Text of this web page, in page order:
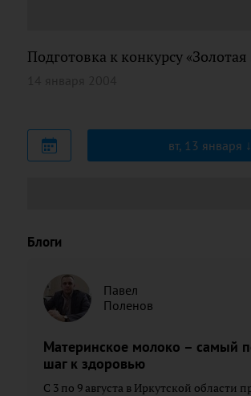
Подготовка к конкурсу «Золотая
вт, 13 января
Блоги
Павел
Поленов
Материнское молоко – самый
шаг к здоровью
С 3 по 9 августа в Иркутской области